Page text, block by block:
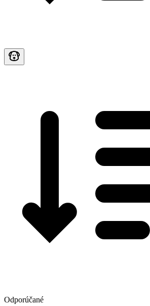
Odporúčané